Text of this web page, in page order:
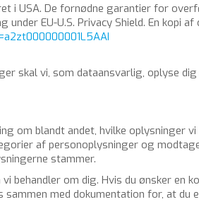
i USA. De for­nød­ne ga­ran­ti­er for
EU-U.S. Pri­va­cy Shield. En kopi
skal vi, som da­ta­ansvar­lig, op­ly­se
om blandt andet, hvil­ke op­lys­nin­ger vi
af per­so­nop­lys­nin­ger og
stam­mer.
be­hand­ler om dig. Hvis du øn­sker en
med do­ku­men­ta­tion for, at du